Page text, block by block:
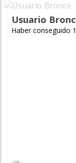
Usuario
Haber conseguido